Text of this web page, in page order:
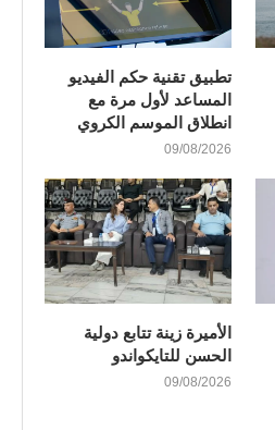
تطبيق تقنية حكم الفيديو
المساعد لأول مرة مع
انطلاق الموسم الكروي
09/08/2026
الأميرة زينة تتابع دولية
الحسن للتايكواندو
09/08/2026